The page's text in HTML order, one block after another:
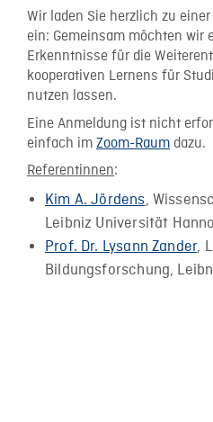
Wir laden Sie herzlich zu
ein: Gemeinsam möchten wir
Erkenntnisse für die
kooperativen Lernens für
nutzen lassen.
Eine Anmeldung ist nicht
einfach im Zoom-Raum dazu.
Referentinnen:
Kim A. Jördens,
Leibniz Universität
Prof. Dr. Lysann Zander,
Bildungsforschung,